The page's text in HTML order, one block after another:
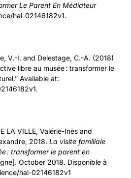
Le Parent En Médiateur
hal-02146182v1.
V.-I. and Delestage, C.-A. (2018)
libre au musée : transformer le
Available at:
LA VILLE, Valérie-Inès and
2018. La visite familiale
: transformer le parent en
October 2018. Disponible à
hal-02146182v1